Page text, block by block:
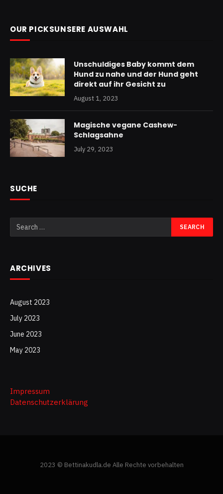
OUR PICKSUNSERE AUSWAHL
Unschuldiges Baby kommt dem
Hund zu nahe und der Hund geht
direkt auf ihr Gesicht zu
August 1, 2023
Magische vegane Cashew-
Schlagsahne
July 29, 2023
SUCHE
ARCHIVES
August 2023
July 2023
June 2023
May 2023
Impressum
Datenschutzerklärung
2023 © Bettinakudla.de Alle Rechte vorbehalten